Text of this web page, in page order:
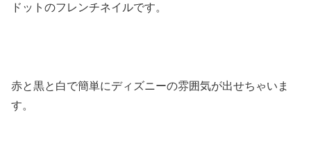
ドットのフレンチネイルです。
赤と黒と白で簡単にディズニーの雰囲気が出せちゃいま
す。